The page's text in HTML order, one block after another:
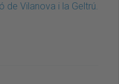
de Vilanova i la Geltrú.